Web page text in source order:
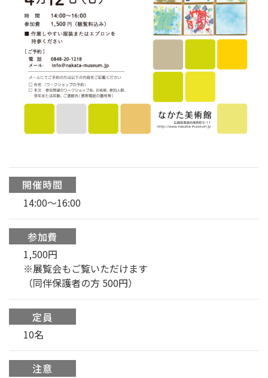
開催時間
14:00〜16:00
参加費
1,500円
※展覧会もご覧いただけます
（同伴保護者の方 500円）
定員
10名
注意